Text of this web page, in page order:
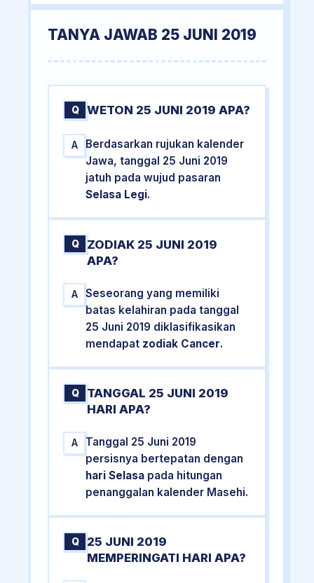
TANYA JAWAB 25 JUNI 2019
Q WETON 25 JUNI 2019 APA?
A
Berdasarkan rujukan kalender
Jawa, tanggal 25 Juni 2019
jatuh pada wujud pasaran
Selasa Legi.
Q
ZODIAK 25 JUNI 2019
APA?
A
Seseorang yang memiliki
batas kelahiran pada tanggal
25 Juni 2019 diklasifikasikan
mendapat zodiak Cancer.
Q
TANGGAL 25 JUNI 2019
HARI APA?
A
Tanggal 25 Juni 2019
persisnya bertepatan dengan
hari Selasa pada hitungan
penanggalan kalender Masehi.
Q
25 JUNI 2019
MEMPERINGATI HARI APA?